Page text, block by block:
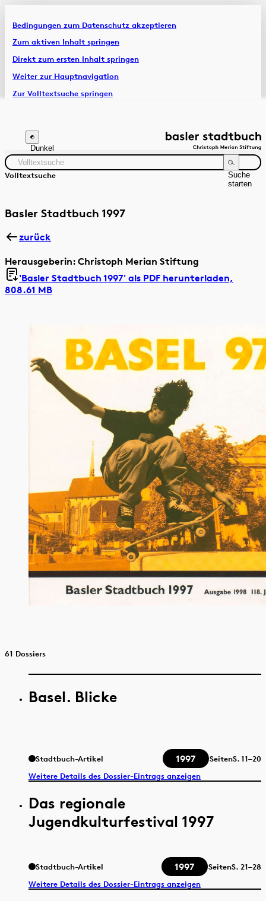
Bedingungen zum Datenschutz akzeptieren
Zum aktiven Inhalt springen
Direkt zum ersten Inhalt springen
Weiter zur Hauptnavigation
Zur Volltextsuche springen
Artikel & Dossiers
Chronik
Dunkel
Volltextsuche
Suche
starten
Zeitraum Autor:in
Basler Stadtbuch 1997
zurück
Herausgeberin: Christoph Merian Stiftung
'Basler Stadtbuch 1997' als PDF herunterladen,
808.61 MB
61 Dossiers
Basel. Blicke
Stadtbuch-Artikel 1997 SeitenS.11–20
Weitere Details des Dossier-Eintrags anzeigen
Das regionale
Jugendkulturfestival 1997
Stadtbuch-Artikel 1997 SeitenS. 21–28
Weitere Details des Dossier-Eintrags anzeigen